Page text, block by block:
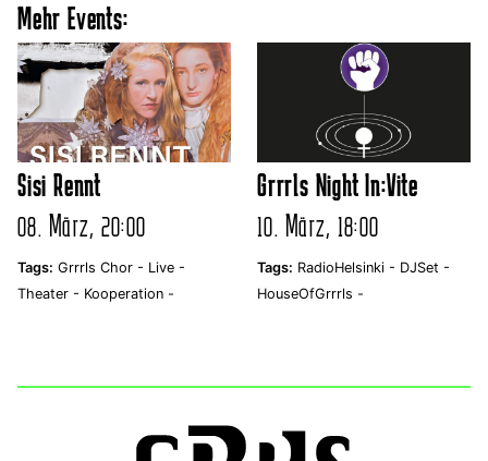
Mehr Events:
Sisi Rennt
08. März, 20:00
Tags: Grrrls Chor - Live -
Theater - Kooperation -
Grrrls Night In:Vite
10. März, 18:00
Tags: RadioHelsinki - DJSet -
HouseOfGrrrls -